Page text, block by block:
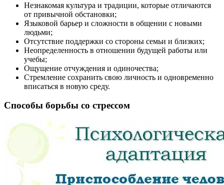
Незнакомая культура и традиции, которые отличаются
от привычной обстановки;
Языковой барьер и сложности в общении с новыми
людьми;
Отсутствие поддержки со стороны семьи и близких;
Неопределенность в отношении будущей работы или
учебы;
Ощущение отчуждения и одиночества;
Стремление сохранить свою личность и одновременно
вписаться в новую среду.
Способы борьбы со стрессом